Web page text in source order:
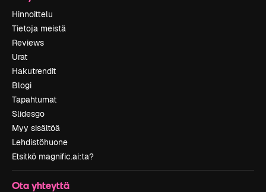
Hinnoittelu
Tietoja meistä
Reviews
Urat
Hakutrendit
Blogi
Tapahtumat
Slidesgo
Myy sisältöä
Lehdistöhuone
Etsitkö magnific.ai:ta?
Ota yhteyttä